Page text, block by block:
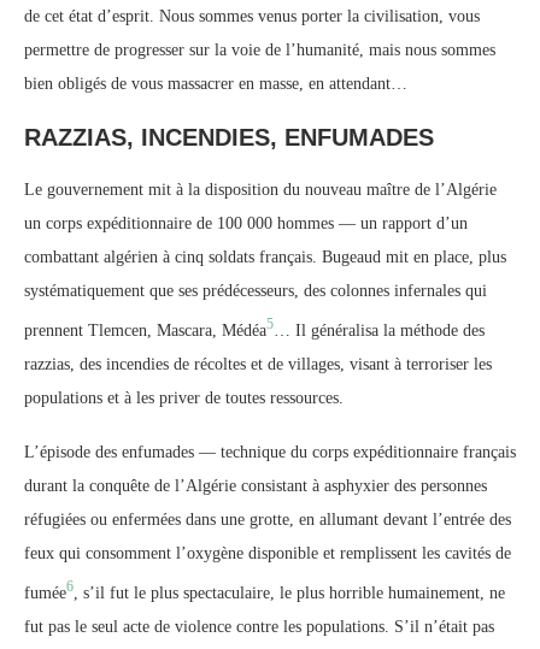
de cet état d’esprit. Nous sommes venus porter la civilisation, vous
permettre de progresser sur la voie de l’humanité, mais nous sommes
bien obligés de vous massacrer en masse, en attendant…
RAZZIAS, INCENDIES, ENFUMADES
Le gouvernement mit à la disposition du nouveau maître de l’Algérie
un corps expéditionnaire de 100 000 hommes — un rapport d’un
combattant algérien à cinq soldats français. Bugeaud mit en place, plus
systématiquement que ses prédécesseurs, des colonnes infernales qui
prennent Tlemcen, Mascara, Médéa5 … Il généralisa la méthode des
razzias, des incendies de récoltes et de villages, visant à terroriser les
populations et à les priver de toutes ressources.
L’épisode des enfumades — technique du corps expéditionnaire français
durant la conquête de l’Algérie consistant à asphyxier des personnes
réfugiées ou enfermées dans une grotte, en allumant devant l’entrée des
feux qui consomment l’oxygène disponible et remplissent les cavités de
fumée6 , s’il fut le plus spectaculaire, le plus horrible humainement, ne
fut pas le seul acte de violence contre les populations. S’il n’était pas